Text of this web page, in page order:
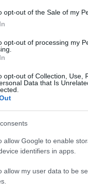
opt-out of the Sale of my
opt-out of processing my
opt-out of Collection, Use,
Data that Is
allow Google to enable
identifiers in apps.
allow my user data to be
Chat Facebook csoport